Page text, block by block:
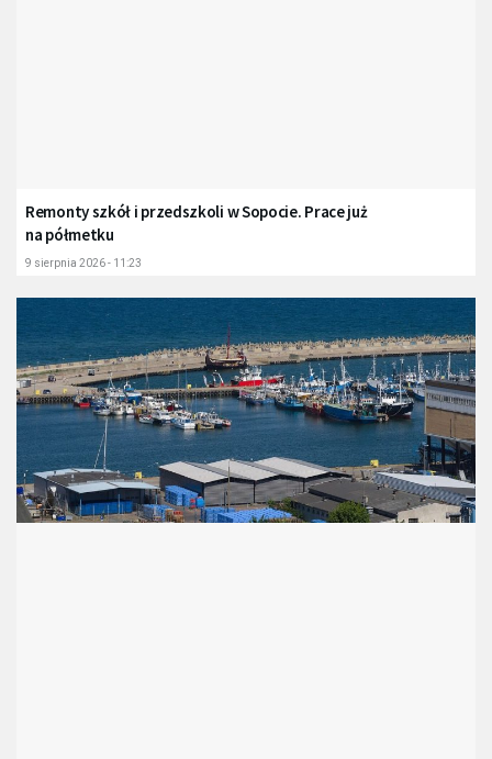
Remonty szkół i przedszkoli w Sopocie. Prace już
na półmetku
9 sierpnia 2026 - 11:23